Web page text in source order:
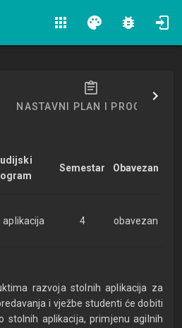
apps palette bug_report
NASTAVNI PLAN I PROGRAM
Semestar Obavezan
aplikacija 4 obavezan
razvoja stolnih aplikacija za
i vježbe studenti će dobiti
stolnih aplikacija, primjenu agilnih